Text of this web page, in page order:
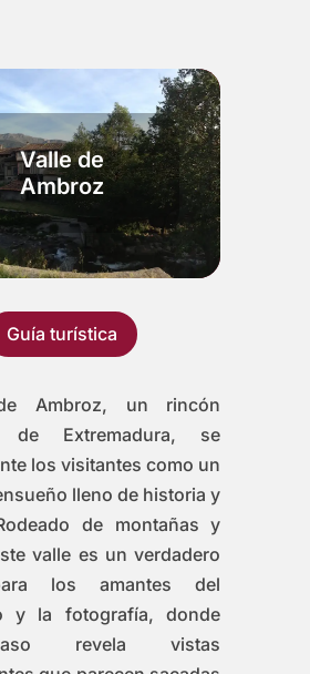
Valle de
Ambroz
Guía turística
Ambroz, un rincón
de Extremadura, se
los visitantes como un
lleno de historia y
de montañas y
valle es un verdadero
los amantes del
y la fotografía, donde
revela vistas